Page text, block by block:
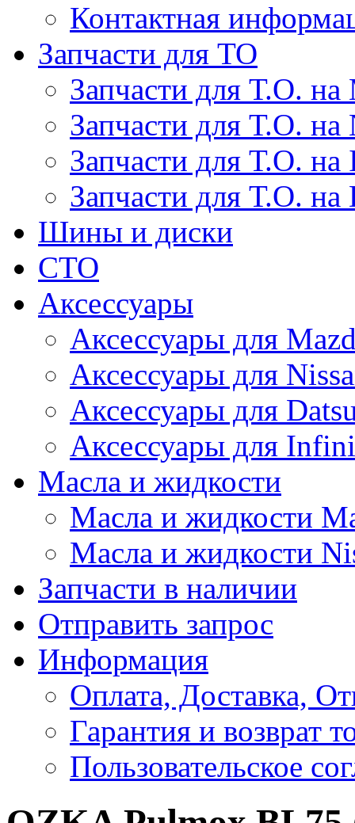
Контактная
Запчасти для ТО
Запчасти для Т.О. на
Запчасти для Т.О. на
Запчасти для Т.О.
Запчасти для Т.О. на
Шины и диски
СТО
Аксессуары
Аксессуары для
Аксессуары для
Аксессуары для
Аксессуары для
Масла и жидкости
Масла и жидкости
Масла и жидкости
Запчасти в наличии
Отправить запрос
Информация
Оплата, Доставка,
Гарантия и возврат
Пользовательское